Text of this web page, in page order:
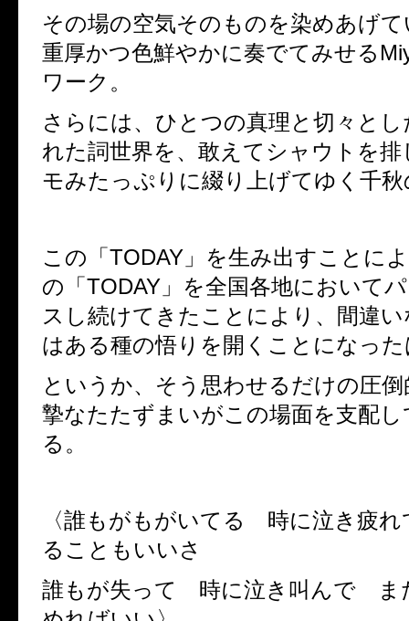
その場の空気そのものを染めあげ
重厚かつ色鮮やかに奏でてみせる
ワーク。
さらには、ひとつの真理と切々と
れた詞世界を、 敢えてシャウトを
モみたっぷりに綴り上げてゆく千秋
この「 TODAY 」を生み出すことに
の「 TODAY 」を全国各地において
スし続けてきたことにより、
間違
はある種の悟りを開くことになっ
というか、そう思わせるだけの圧
摯なたたずまいがこの場面を支配
る。
〈誰もがもがいてる 時に泣き疲
ることもいいさ
誰もが失って 時に泣き叫んで ま